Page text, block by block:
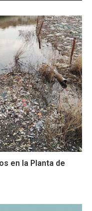
en la Planta de